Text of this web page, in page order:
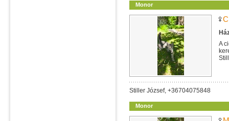
Monor
A
Stiller József, +36704075848
Monor